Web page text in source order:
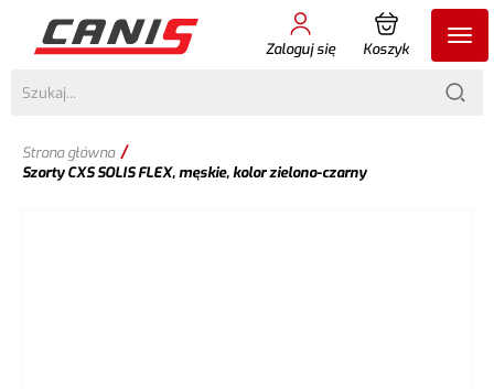
Zaloguj się Koszyk
Strona główna /
Szorty CXS SOLIS FLEX, męskie, kolor zielono-czarny